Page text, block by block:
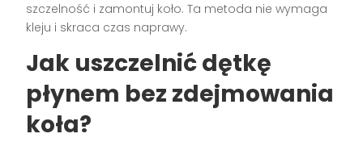
szczelność i zamontuj koło. Ta metoda nie wymaga
kleju i skraca czas naprawy.
Jak uszczelnić dętkę
płynem bez zdejmowania
koła?